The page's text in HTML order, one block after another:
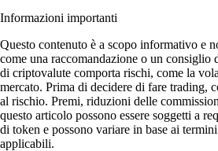
Informazioni importanti
Questo contenuto è a scopo informativo e
come una raccomandazione o un
di criptovalute comporta rischi, come la
mercato. Prima di decidere di fare trading,
al rischio. Premi, riduzioni delle
questo articolo possono essere soggetti a
di token e possono variare in base ai
applicabili.